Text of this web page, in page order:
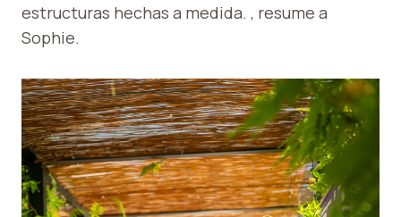
estructuras hechas a medida. , resume a
Sophie.